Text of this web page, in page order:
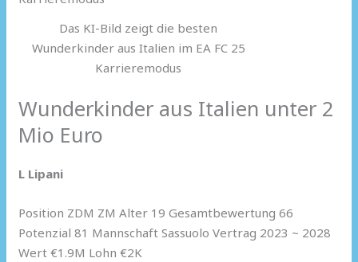
Das KI-Bild zeigt die besten
Wunderkinder aus Italien im EA FC 25
Karrieremodus
Wunderkinder aus Italien unter 2
Mio Euro
L Lipani
Position ZDM ZM Alter 19 Gesamtbewertung 66
Potenzial 81 Mannschaft Sassuolo Vertrag 2023 ~ 2028
Wert €1.9M Lohn €2K